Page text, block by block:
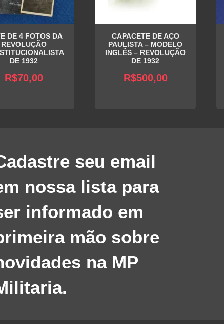
DE 4 FOTOS DA
REVOLUÇÃO
DE 1932
R$70,00
CAPACETE DE AÇO
PAULISTA – MODELO
INGLÊS – REVOLUÇÃO
DE 1932
R$500,00
seu email
nossa lista para
informado em
mão sobre
na MP